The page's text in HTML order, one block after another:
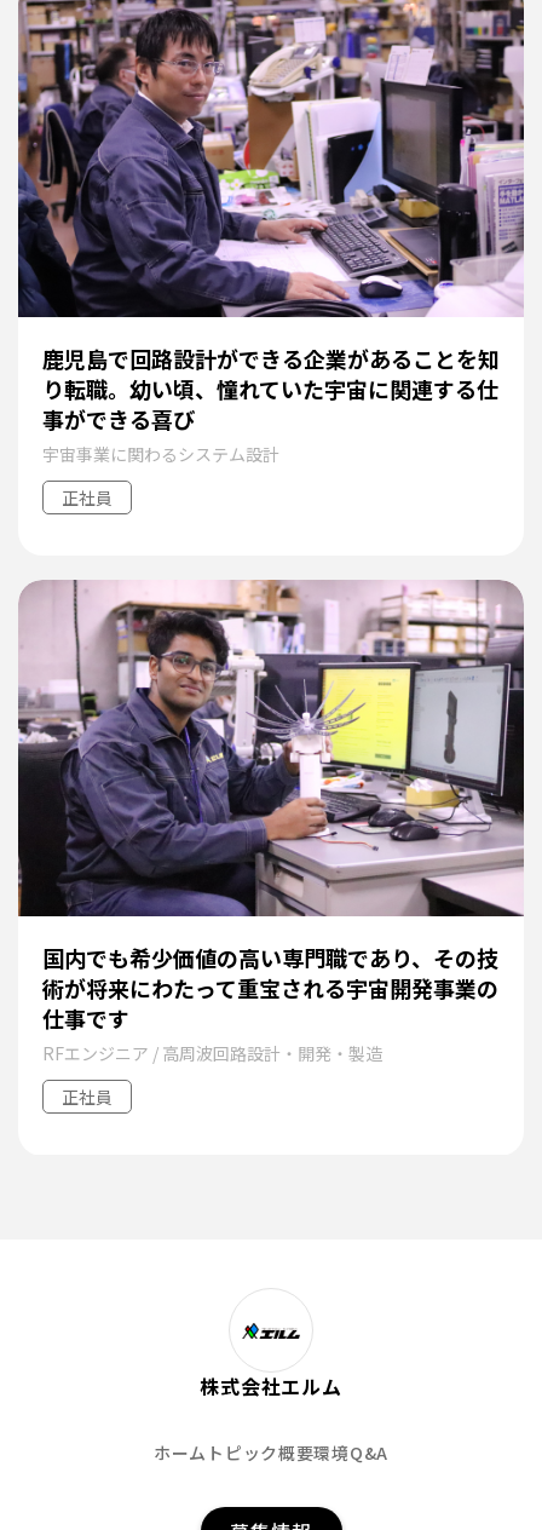
鹿児島で回路設計ができる企業があることを知
り転職。幼い頃、憧れていた宇宙に関連する仕
事ができる喜び
宇宙事業に関わるシステム設計
正社員
国内でも希少価値の高い専門職であり、その技
術が将来にわたって重宝される宇宙開発事業の
仕事です
RFエンジニア / 高周波回路設計・開発・製造
正社員
株式会社エルム
ホーム トピック概要環境Q&A